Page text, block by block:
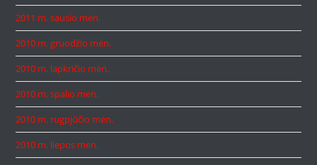
2011 m. sausio mėn.
2010 m. gruodžio mėn.
2010 m. lapkričio mėn.
2010 m. spalio mėn.
2010 m. rugpjūčio mėn.
2010 m. liepos mėn.